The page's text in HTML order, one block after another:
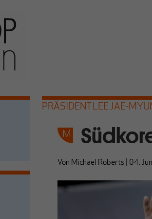
PRÄSIDENT LEE JAE-
Von Michael Roberts 04.